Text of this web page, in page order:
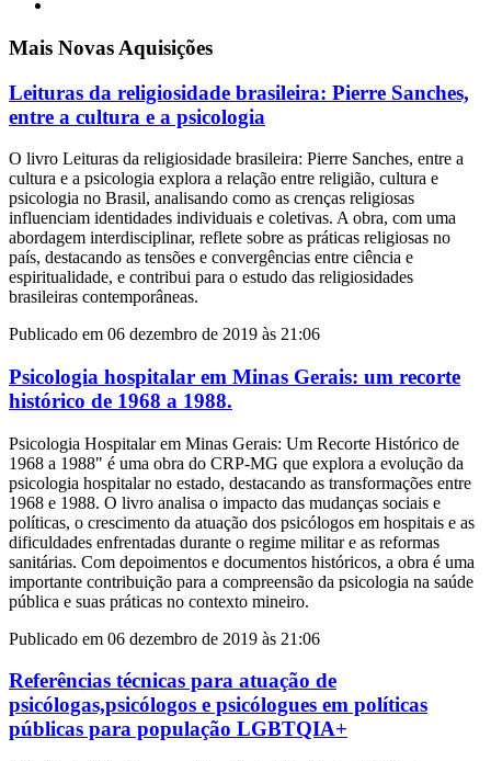
Mais Novas Aquisições
Leituras da religiosidade brasileira: Pierre Sanches,
entre a cultura e a psicologia
O livro Leituras da religiosidade brasileira: Pierre Sanches, entre a
cultura e a psicologia explora a relação entre religião, cultura e
psicologia no Brasil, analisando como as crenças religiosas
influenciam identidades individuais e coletivas. A obra, com uma
abordagem interdisciplinar, reflete sobre as práticas religiosas no
país, destacando as tensões e convergências entre ciência e
espiritualidade, e contribui para o estudo das religiosidades
brasileiras contemporâneas.
Publicado em 06 dezembro de 2019 às 21:06
Psicologia hospitalar em Minas Gerais: um recorte
histórico de 1968 a 1988.
Psicologia Hospitalar em Minas Gerais: Um Recorte Histórico de
1968 a 1988" é uma obra do CRP-MG que explora a evolução da
psicologia hospitalar no estado, destacando as transformações entre
1968 e 1988. O livro analisa o impacto das mudanças sociais e
políticas, o crescimento da atuação dos psicólogos em hospitais e as
dificuldades enfrentadas durante o regime militar e as reformas
sanitárias. Com depoimentos e documentos históricos, a obra é uma
importante contribuição para a compreensão da psicologia na saúde
pública e suas práticas no contexto mineiro.
Publicado em 06 dezembro de 2019 às 21:06
Referências técnicas para atuação de
psicólogas,psicólogos e psicólogues em políticas
públicas para população LGBTQIA+